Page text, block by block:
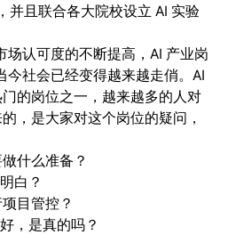
并且联合各大院校设立 AI 实验
场认可度的不断提高，AI 产业岗
今社会已经变得越来越走俏。AI
的岗位之一，越来越多的人对
，是大家对这个岗位的疑问，
什么准备？
白？
目管控？
，是真的吗？